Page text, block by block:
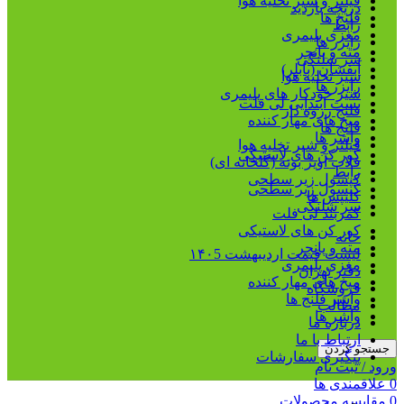
دریچه بازدید
رابط
رایزر ها
سر شلنگی
شیر تخلیه هوا
شیر خودکار های پلیمری
فلنج رزوه دار
فلنج ها
فیلتر و شیر تخلیه هوا
قلاب آویز بوته (گلخانه ای)
کپسول زیر سطحی
کلیپس ها
کمربند لی فلت
کور کن های لاستیکی
مته و پانچر
مغزی پلیمری
میخ های مهار کننده
واشر فلنج ها
واشر ها
جستجو کردن
ورود / ثبت نام
0 علاقمندی ها
0 مقایسه محصولات
فلنج ها
مغزی پلیمری
مته و پانچر
آبفشان (بابلر)
رایزر ها
بست ابتدایی لی فلت
میخ های مهار کننده
واشر ها
کور کن های لاستیکی
رابط
کپسول زیر سطحی
سر شلنگی
خانه
لیست قیمت اردیبهشت ۱۴۰5
دفتر تهران
فروشگاه
مطالب
درباره ما
ارتباط با ما
پیگیری سفارشات